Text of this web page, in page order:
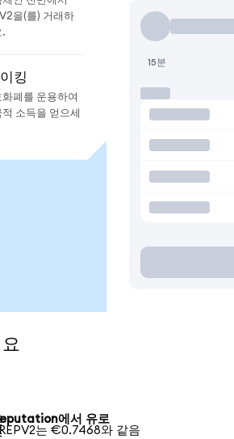
을(를) 거래하
.
킹
화폐를 운용하여
적 소득을 얻으세
15분
에서 유로
REPV2는 €0.7468와 같음